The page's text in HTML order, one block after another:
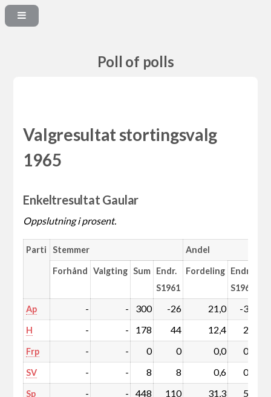
Poll of polls
Valgresultat stortingsvalg
1965
Enkeltresultat Gaular
Oppslutning i prosent.
Parti Stemmer Andel
Forhånd Valgting Sum Endr.
S1961
Fordeling Endr.
S1961
Ap - - 300 -26 21,0 -3,6
H - - 178 44 12,4 2,3
Frp - - 0 0 0,0 0,0
SV - - 8 8 0,6 0,6
Sp - - 448 110 31,3 5,8